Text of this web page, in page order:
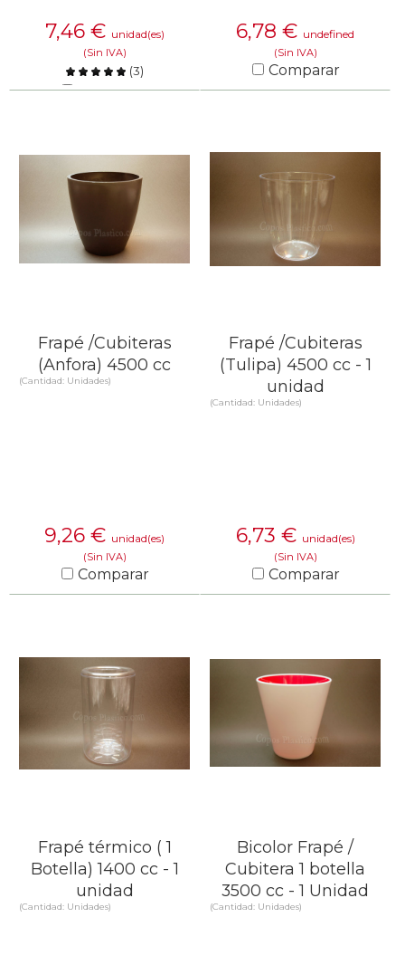
7,46 € unidad(es)
(Sin IVA)
(3)
Comparar
6,78 € undefined
(Sin IVA)
Comparar
Frapé /Cubiteras
(Anfora) 4500 cc
(Cantidad: Unidades)
9,26 € unidad(es)
(Sin IVA)
Comparar
Frapé /Cubiteras
(Tulipa) 4500 cc - 1
unidad
(Cantidad: Unidades)
6,73 € unidad(es)
(Sin IVA)
Comparar
Frapé térmico ( 1
Botella) 1400 cc - 1
unidad
(Cantidad: Unidades)
Bicolor Frapé /
Cubitera 1 botella
3500 cc - 1 Unidad
(Cantidad: Unidades)